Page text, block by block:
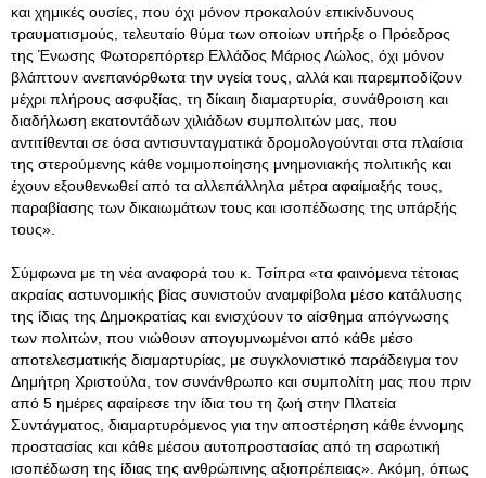
και χημικές ουσίες, που όχι μόνον προκαλούν επικίνδυνους
τραυματισμούς, τελευταίο θύμα των οποίων υπήρξε ο Πρόεδρος
της Ένωσης Φωτορεπόρτερ Ελλάδος Μάριος Λώλος, όχι μόνον
βλάπτουν ανεπανόρθωτα την υγεία τους, αλλά και παρεμποδίζουν
μέχρι πλήρους ασφυξίας, τη δίκαιη διαμαρτυρία, συνάθροιση και
διαδήλωση εκατοντάδων χιλιάδων συμπολιτών μας, που
αντιτίθενται σε όσα αντισυνταγματικά δρομολογούνται στα πλαίσια
της στερούμενης κάθε νομιμοποίησης μνημονιακής πολιτικής και
έχουν εξουθενωθεί από τα αλλεπάλληλα μέτρα αφαίμαξής τους,
παραβίασης των δικαιωμάτων τους και ισοπέδωσης της υπάρξής
τους».
Σύμφωνα με τη νέα αναφορά του κ. Τσίπρα «τα φαινόμενα τέτοιας
ακραίας αστυνομικής βίας συνιστούν αναμφίβολα μέσο κατάλυσης
της ίδιας της Δημοκρατίας και ενισχύουν το αίσθημα απόγνωσης
των πολιτών, που νιώθουν απογυμνωμένοι από κάθε μέσο
αποτελεσματικής διαμαρτυρίας, με συγκλονιστικό παράδειγμα τον
Δημήτρη Χριστούλα, τον συνάνθρωπο και συμπολίτη μας που πριν
από 5 ημέρες αφαίρεσε την ίδια του τη ζωή στην Πλατεία
Συντάγματος, διαμαρτυρόμενος για την αποστέρηση κάθε έννομης
προστασίας και κάθε μέσου αυτοπροστασίας από τη σαρωτική
ισοπέδωση της ίδιας της ανθρώπινης αξιοπρέπειας». Ακόμη, όπως